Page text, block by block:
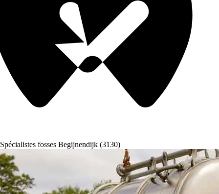
Spécialistes fosses Begijnendijk (3130)